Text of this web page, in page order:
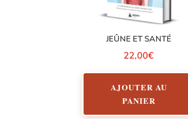
JEÛNE ET SANTÉ
22,00€
AJOUTER AU
PANIER